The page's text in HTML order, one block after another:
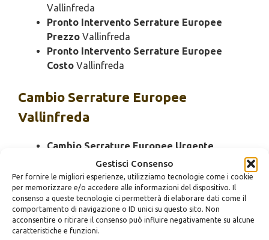
Gestisci Consenso
Per fornire le migliori esperienze, utilizziamo tecnologie come i cookie
per memorizzare e/o accedere alle informazioni del dispositivo. Il
consenso a queste tecnologie ci permetterà di elaborare dati come il
comportamento di navigazione o ID unici su questo sito. Non
acconsentire o ritirare il consenso può influire negativamente su alcune
caratteristiche e funzioni.
Vallinfreda
Pronto Intervento Serrature Europee
Prezzo Vallinfreda
Pronto Intervento Serrature Europee
Costo Vallinfreda
Cambio Serrature Europee
Vallinfreda
Cambio Serrature Europee Urgente
Cambio Serrature Europee 24 Ore
Vallinfreda
Cambio Serrature Europee Bloccato
Vallinfreda
Cambio Serrature Europee Economico